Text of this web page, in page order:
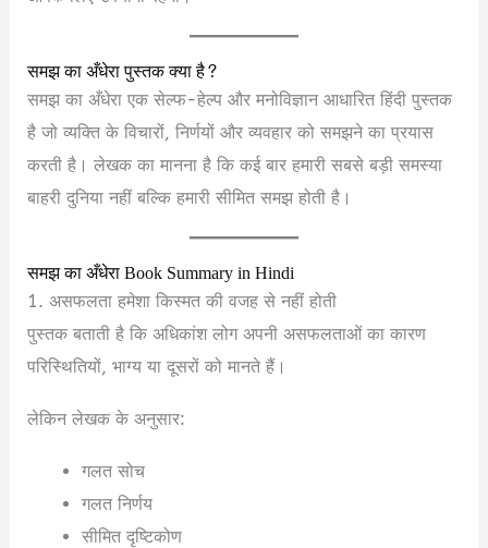
समझ का अँधेरा पुस्तक क्या है?
समझ का अँधेरा एक सेल्फ-हेल्प और मनोविज्ञान आधारित हिंदी पुस्तक
है जो व्यक्ति के विचारों, निर्णयों और व्यवहार को समझने का प्रयास
करती है। लेखक का मानना है कि कई बार हमारी सबसे बड़ी समस्या
बाहरी दुनिया नहीं बल्कि हमारी सीमित समझ होती है।
समझ का अँधेरा Book Summary in Hindi
1. असफलता हमेशा किस्मत की वजह से नहीं होती
पुस्तक बताती है कि अधिकांश लोग अपनी असफलताओं का कारण
परिस्थितियों, भाग्य या दूसरों को मानते हैं।
लेकिन लेखक के अनुसार:
गलत सोच
गलत निर्णय
सीमित दृष्टिकोण